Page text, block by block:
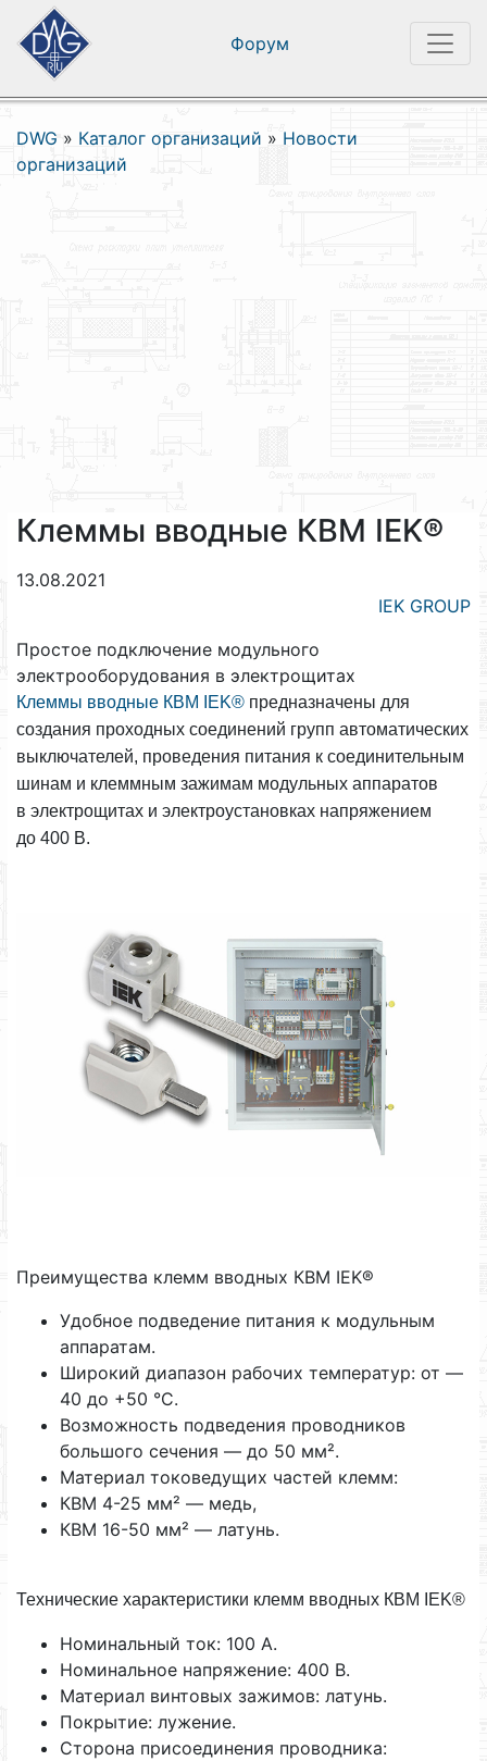
Форум
DWG » Каталог организаций » Новости
организаций
Клеммы вводные КВМ IEK®
13.08.2021
IEK GROUP
Простое подключение модульного
электрооборудования в электрощитах
Клеммы вводные КВМ IEK® предназначены для
создания проходных соединений групп автоматических
выключателей, проведения питания к соединительным
шинам и клеммным зажимам модульных аппаратов
в электрощитах и электроустановках напряжением
до 400 В.
Преимущества клемм вводных КВМ IEK®
Удобное подведение питания к модульным
аппаратам.
Широкий диапазон рабочих температур: от —
40 до +50 °C.
Возможность подведения проводников
большого сечения — до 50 мм².
Материал токоведущих частей клемм:
КВМ 4-25 мм² — медь,
КВМ 16-50 мм² — латунь.
Технические характеристики клемм вводных КВМ IEK®
Номинальный ток: 100 А.
Номинальное напряжение: 400 В.
Материал винтовых зажимов: латунь.
Покрытие: лужение.
Сторона присоединения проводника: